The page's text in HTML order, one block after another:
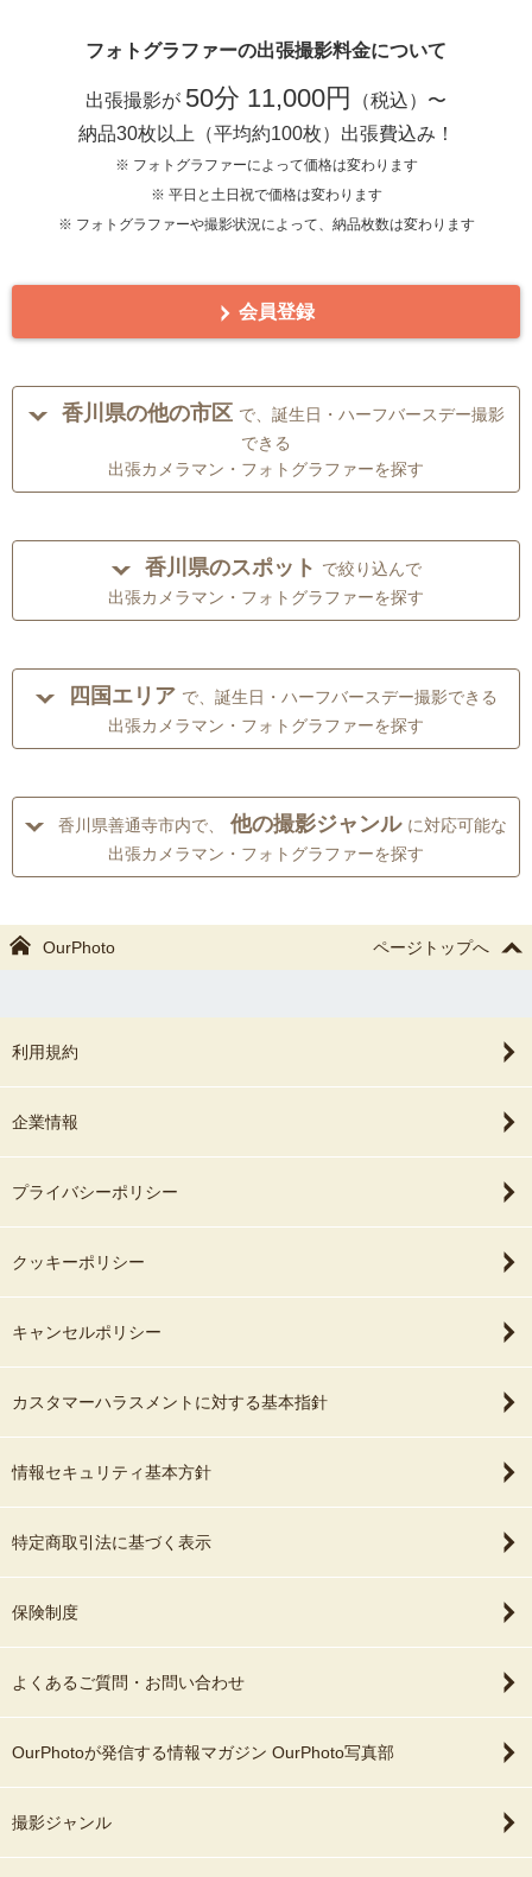
フォトグラファーの出張撮影料金について
出張撮影が 50分 11,000円
（税込）〜
納品30枚以上（平均約100枚）出張費込み！
※ フォトグラファーによって価格は変わります
※ 平日と土日祝で価格は変わります
※ フォトグラファーや撮影状況によって、納品枚数は変わります
会員登録
香川県の他の市区 で、誕生日・ハーフバースデー撮影
できる
出張カメラマン・フォトグラファーを探す
香川県のスポット で絞り込んで
出張カメラマン・フォトグラファーを探す
四国エリア で、誕生日・ハーフバースデー撮影できる
出張カメラマン・フォトグラファーを探す
香川県善通寺市内で、 他の撮影ジャンル に対応可能な
出張カメラマン・フォトグラファーを探す
OurPhoto ページトップへ
利用規約
企業情報
プライバシーポリシー
クッキーポリシー
キャンセルポリシー
カスタマーハラスメントに対する基本指針
情報セキュリティ基本方針
特定商取引法に基づく表示
保険制度
よくあるご質問・お問い合わせ
OurPhotoが発信する情報マガジン OurPhoto写真部
撮影ジャンル